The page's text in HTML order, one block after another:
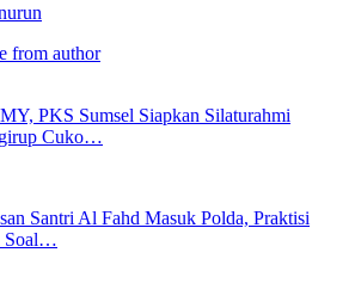
from author
PKS Sumsel Siapkan Silaturahmi
Cuko…
Santri Al Fahd Masuk Polda, Praktisi
Soal…